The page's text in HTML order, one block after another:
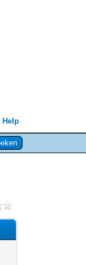
Help